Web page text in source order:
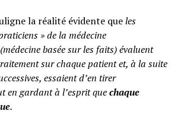
la réalité évidente queles
» de la médecine
basée sur les faits) évaluent
sur chaque patient et, à la suite
essaient d’en tirer
en gardant à l’esprit quechaque
.